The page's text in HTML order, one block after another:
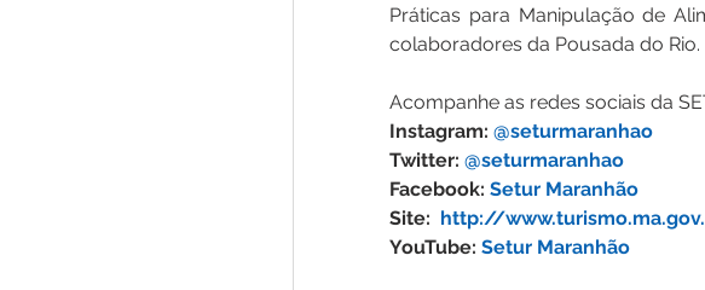
Práticas para Manipulação de
colaboradores da Pousada do Rio.
Acompanhe as redes sociais da
Instagram: @seturmaranhao
Twitter: ‎@seturmaranhao
Facebook: Setur Maranhão
Site: http://
YouTube: Setur Maranhão